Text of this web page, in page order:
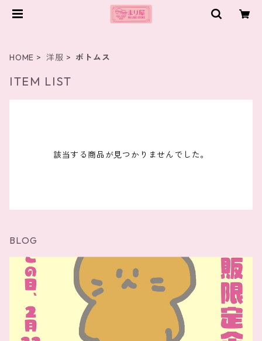
HOME 洋服 ボトムス
ITEM LIST
該当する商品が見つかりませんでした。
BLOG